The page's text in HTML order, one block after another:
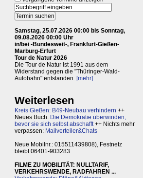
Samstag, 25.07.2026 00:00 bis Sonntag,
09.08.2026 00:00 Uhr
in/bei -Bundesweit-, Frankfurt-Gießen-
Marburg-Erfurt
Tour de Natur 2026
Die Tour de Natur ist 1991 aus dem
Widerstand gegen die "Thüringer-Wald-
Autobahn" entstanden. [mehr]
Weiterlesen
Kreis Gießen: B49-Neubau verhindern ++
Neues Buch: Die Demokratie überwinden,
bevor sie sich selbst abschafft++ Nichts mehr
verpassen: Mailverteiler&Chats
Neue Mobilnr.: 015511439808), Festnetz
bleibt 06401-903283
FILME ZU MOBILITÄT: NULLTARIF,
VERKEHRSWENDE, RADFAHREN ...